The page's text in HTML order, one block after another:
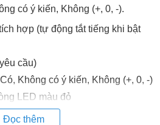
có ý kiến, Không (+, 0, -).
hợp (tự động tắt tiếng khi bật
cầu)
Không có ý kiến, Không (+, 0, -)
LED màu đỏ
3,5 mm cho tai nghe hoặc bộ
Đọc thêm